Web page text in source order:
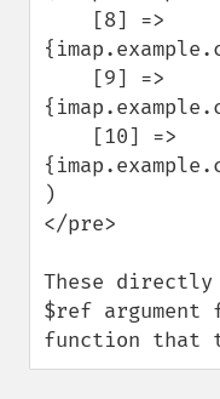
)
</pre>
These
$ref argument
function that